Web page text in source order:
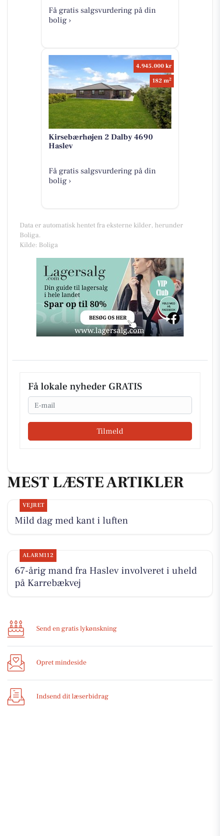
Få gratis salgsvurdering på din
bolig ›
4.945.000 kr
182 m2
Kirsebærhøjen 2 Dalby 4690
Haslev
Få gratis salgsvurdering på din
bolig ›
Data er automatisk hentet fra eksterne kilder, herunder
Boliga.
Kilde: Boliga
Få lokale nyheder GRATIS
Email
Tilmeld
MEST LÆSTE ARTIKLER
VEJRET
Mild dag med kant i luften
ALARM112
67-årig mand fra Haslev involveret i uheld
på Karrebækvej
Send en gratis lykønskning
Opret mindeside
Indsend dit læserbidrag